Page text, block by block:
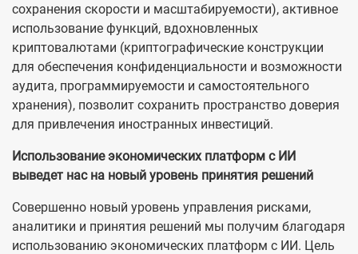
сохранения скорости и масштабируемости), активное
использование функций, вдохновленных
криптовалютами (криптографические конструкции
для обеспечения конфиденциальности и возможности
аудита, программируемости и самостоятельного
хранения), позволит сохранить пространство доверия
для привлечения иностранных инвестиций.
Использование экономических платформ с ИИ
выведет нас на новый уровень принятия решений
Совершенно новый уровень управления рисками,
аналитики и принятия решений мы получим благодаря
использованию экономических платформ с ИИ. Цель